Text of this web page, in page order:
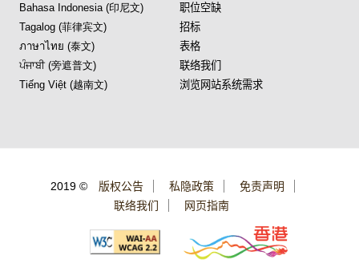
Bahasa Indonesia (印尼文)
Tagalog (菲律宾文)
ภาษาไทย (泰文)
ਪੰਜਾਬੀ (旁遮普文)
Tiếng Việt (越南文)
职位空缺
招标
表格
联络我们
浏览网站系统需求
2019 © 版权公告 私隐政策
免责声明
联络我们
网页指南